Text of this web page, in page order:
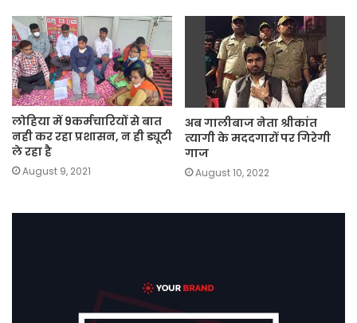
लोहिया में 9कर्मचारियों से बात
नही कर रहा प्रशासन, न ही ड्यूटी
ले रहा है
August 9, 2021
अब गालीबाज नेता श्रीकांत
त्यागी के मददगारों पर गिरेगी
गाज
August 10, 2022